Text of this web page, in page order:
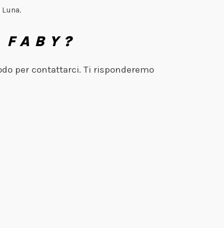
per contattarci. Ti risponderemo